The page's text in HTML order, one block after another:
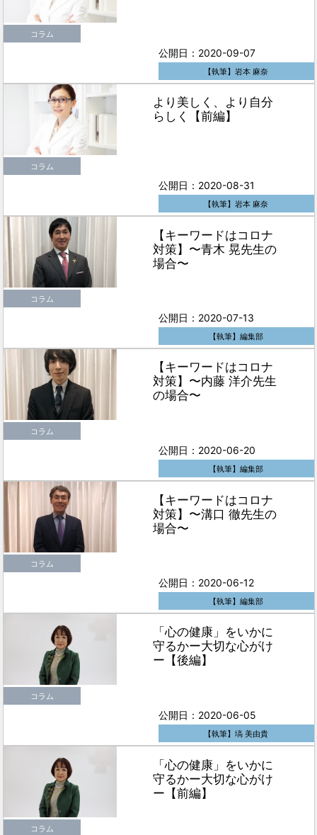
コラム
公開日：2020-09-07
【執筆】岩本 麻奈
より美しく、より自分
らしく【前編】
コラム
公開日：2020-08-31
【執筆】岩本 麻奈
【キーワードはコロナ
対策】〜青木 晃先生の
場合〜
コラム
公開日：2020-07-13
【執筆】編集部
【キーワードはコロナ
対策】〜内藤 洋介先生
の場合〜
コラム
公開日：2020-06-20
【執筆】編集部
【キーワードはコロナ
対策】〜溝口 徹先生の
場合〜
コラム
公開日：2020-06-12
【執筆】編集部
「心の健康」をいかに
守るかー大切な心がけ
ー【後編】
コラム
公開日：2020-06-05
【執筆】塙 美由貴
「心の健康」をいかに
守るかー大切な心がけ
ー【前編】
コラム